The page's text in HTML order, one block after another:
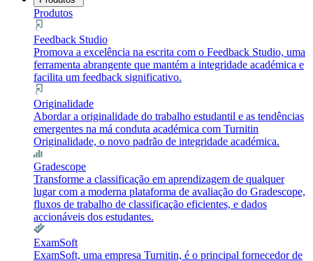
Produtos
Feedback Studio
Promova a excelência na escrita com o Feedback Studio, uma
ferramenta abrangente que mantém a integridade académica e
facilita um feedback significativo.
Originalidade
Abordar a originalidade do trabalho estudantil e as tendências
emergentes na má conduta académica com Turnitin
Originalidade, o novo padrão de integridade académica.
Gradescope
Transforme a classificação em aprendizagem de qualquer
lugar com a moderna plataforma de avaliação do Gradescope,
fluxos de trabalho de classificação eficientes, e dados
accionáveis dos estudantes.
ExamSoft
ExamSoft, uma empresa Turnitin, é o principal fornecedor de